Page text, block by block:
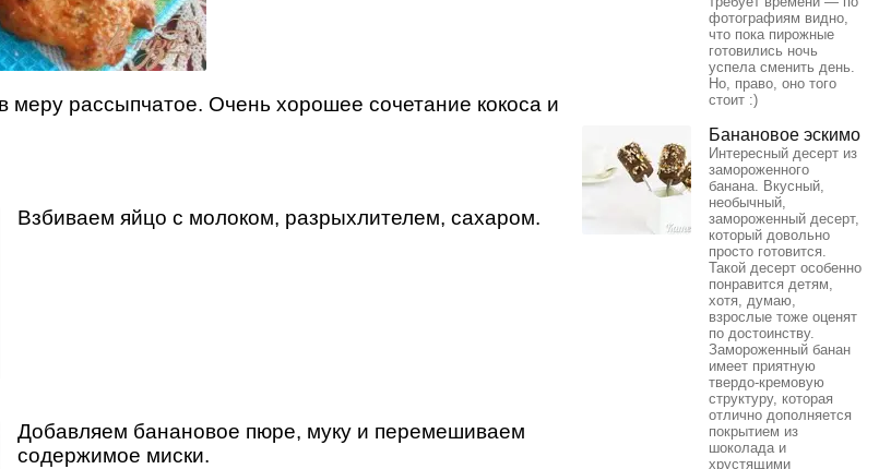
меру рассыпчатое. Очень хорошее сочетание кокоса и
Взбиваем яйцо с молоком, разрыхлителем, сахаром.
Добавляем банановое пюре, муку и перемешиваем
содержимое миски.
фотографиям видно,
что пока пирожные
готовились ночь
успела сменить день.
Но, право, оно того
стоит :)
Банановое эскимо
Интересный десерт из
замороженного
банана. Вкусный,
необычный,
замороженный десерт,
который довольно
просто готовится.
Такой десерт особенно
понравится детям,
хотя, думаю,
взрослые тоже оценят
по достоинству.
Замороженный банан
имеет приятную
твердо-кремовую
структуру, которая
отлично дополняется
покрытием из
шоколада и
хрустящими